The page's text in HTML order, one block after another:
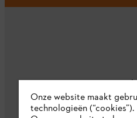
Over
Onze website maakt
technologieën (“cookies”).